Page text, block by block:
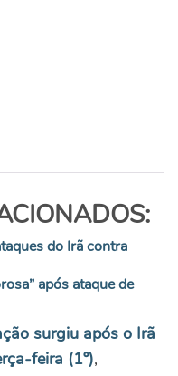
do Irã contra
após ataque de
surgiu após o Irã
feira (1º),